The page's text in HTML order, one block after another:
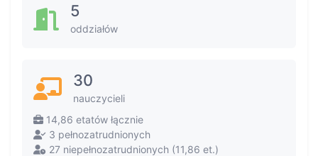
5
oddziałów
30
nauczycieli
14,86 etatów łącznie
3 pełnozatrudnionych
27 niepełnozatrudnionych (11,86 et.)